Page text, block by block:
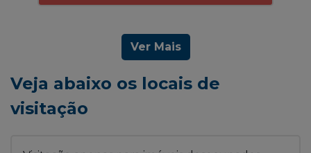
Ver Mais
Veja abaixo os locais de
visitação